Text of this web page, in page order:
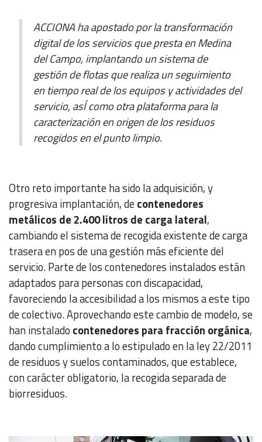
ACCIONA ha apostado por la transformación
digital de los servicios que presta en Medina
del Campo, implantando un sistema de
gestión de flotas que realiza un seguimiento
en tiempo real de los equipos y actividades del
servicio, asÍ como otra plataforma para la
caracterización en origen de los residuos
recogidos en el punto limpio.
Otro reto importante ha sido la adquisición, y
progresiva implantación, decontenedores
metálicos de 2.400 litros de carga lateral,
cambiando el sistema de recogida existente de carga
trasera en pos de una gestión más eficiente del
servicio. Parte de los contenedores instalados están
adaptados para personas con discapacidad,
favoreciendo la accesibilidad a los mismos a este tipo
de colectivo. Aprovechando este cambio de modelo, se
han instalado contenedores para fracción orgánica,
dando cumplimiento a lo estipulado en la ley 22/2011
de residuos y suelos contaminados, que establece,
con carácter obligatorio, la recogida separada de
biorresiduos.